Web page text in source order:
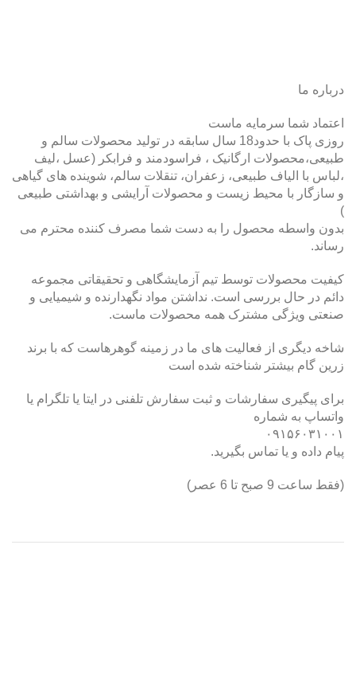
درباره ما
اعتماد شما سرمایه ماست
روزی پاک با حدود18 سال سابقه در تولید محصولات سالم و
طبیعی،محصولات ارگانیک ، فراسودمند و فرابکر (عسل ،لیف
،لباس با الیاف طبیعی، زعفران، تنقلات سالم، شوینده های گیاهی
و سازگار با محیط زیست و محصولات آرایشی و بهداشتی طبیعی
)
بدون واسطه محصول را به دست شما مصرف کننده محترم می
رساند.
کیفیت محصولات توسط تیم آزمایشگاهی و تحقیقاتی مجموعه
دائم در حال بررسی است. نداشتن مواد نگهدارنده و شیمیایی و
صنعتی ویژگی مشترک همه محصولات ماست.
شاخه دیگری از فعالیت های ما در زمینه گوهرهاست که با برند
زرین گام بیشتر شناخته شده است
برای پیگیری سفارشات و ثبت سفارش تلفنی در ایتا یا تلگرام یا
واتساپ به شماره
۰۹۱۵۶۰۳۱۰۰۱
پیام داده و یا تماس بگیرید.
(فقط ساعت 9 صبح تا 6 عصر)